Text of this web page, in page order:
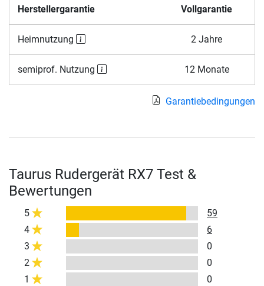
Herstellergarantie Vollgarantie
Heimnutzung 2 Jahre
semiprof. Nutzung 12 Monate
Garantiebedingungen
Taurus Rudergerät RX7 Test &
Bewertungen
5
59
4
6
3
0
2
0
1
0